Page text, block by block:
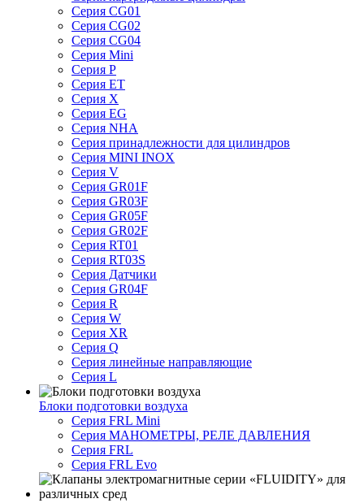
Серия CG01
Серия CG02
Серия CG04
Серия Mini
Серия P
Серия ET
Серия X
Серия EG
Серия NHA
Серия принадлежности для цилиндров
Серия MINI INOX
Серия V
Серия GR01F
Серия GR03F
Серия GR05F
Серия GR02F
Серия RT01
Серия RT03S
Серия Датчики
Серия GR04F
Серия R
Серия W
Серия XR
Серия Q
Серия линейные направляющие
Серия L
Блоки подготовки воздуха
Серия FRL Mini
Серия МАНОМЕТРЫ, РЕЛЕ ДАВЛЕНИЯ
Серия FRL
Серия FRL Evo